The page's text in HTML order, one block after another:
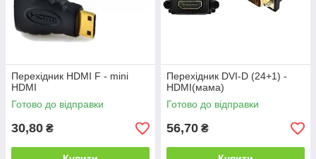
Перехідник HDMI F - mini
HDMI
Готово до відправки
30,80 ₴
Перехідник DVI-D (24+1) -
HDMI(мама)
Готово до відправки
56,70 ₴